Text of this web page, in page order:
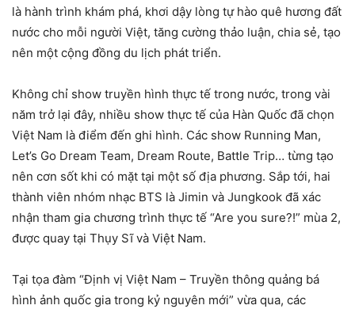
là hành trình khám phá, khơi dậy lòng tự hào quê hương đất
nước cho mỗi người Việt, tăng cường thảo luận, chia sẻ, tạo
nên một cộng đồng du lịch phát triển.
Không chỉ show truyền hình thực tế trong nước, trong vài
năm trở lại đây, nhiều show thực tế của Hàn Quốc đã chọn
Việt Nam là điểm đến ghi hình. Các show Running Man,
Let’s Go Dream Team, Dream Route, Battle Trip… từng tạo
nên cơn sốt khi có mặt tại một số địa phương. Sắp tới, hai
thành viên nhóm nhạc BTS là Jimin và Jungkook đã xác
nhận tham gia chương trình thực tế “Are you sure?!” mùa 2,
được quay tại Thụy Sĩ và Việt Nam.
Tại tọa đàm “Định vị Việt Nam – Truyền thông quảng bá
hình ảnh quốc gia trong kỷ nguyên mới” vừa qua, các